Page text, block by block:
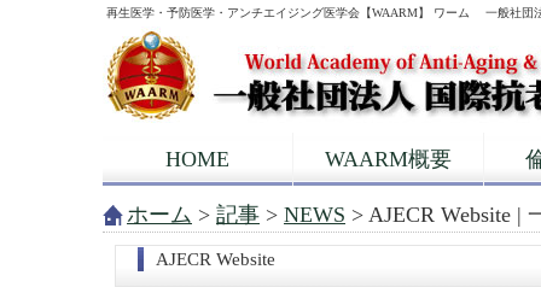
再生医学・予防医学・アンチエイジング医学会【WAARM】 ワーム 一般社団
HOME WAARM概要
ホーム > 記事 > NEWS > AJECR Website
AJECR Website